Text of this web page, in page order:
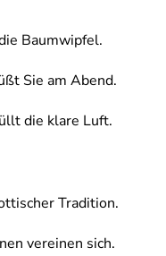
Baumwipfel.
Sie am Abend.
die klare Luft.
Tradition.
vereinen sich.